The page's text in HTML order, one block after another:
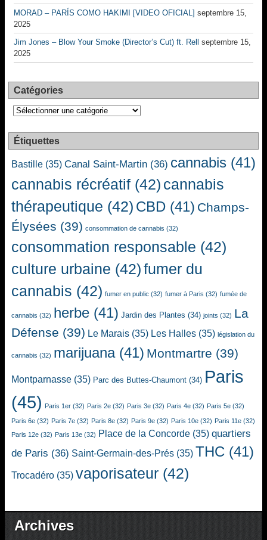
MORAD – PARÍS COMO HAKIMI [VIDEO OFICIAL] septembre 15,
2025
Jim Jones – Blow Your Smoke (Director’s Cut) ft. Rell
septembre 15,
2025
Catégories
Catégories
Étiquettes
Bastille (35) Canal Saint-Martin (36) cannabis (41)
cannabis récréatif (42) cannabis
thérapeutique (42) CBD (41) Champs-
Élysées (39) consommation de cannabis (32)
consommation responsable (42)
culture urbaine (42)fumer du
cannabis (42) fumer en public (32) fumer à Paris (32) fumée de
cannabis (32) herbe (41) Jardin des Plantes (34) joints (32) La
Défense (39) Le Marais (35) Les Halles (35) législation du
cannabis (32) marijuana(41) Montmartre (39)
Montparnasse (35) Parc des Buttes-Chaumont (34) Paris
(45) Paris 1er (32) Paris 2e (32) Paris 3e (32) Paris 4e (32) Paris 5e (32)
Paris 6e (32) Paris 7e (32) Paris 8e (32) Paris 9e (32) Paris 10e (32) Paris 11e (32)
Paris 12e (32) Paris 13e (32) Place de la Concorde (35) quartiers
de Paris (36) Saint-Germain-des-Prés (35) THC (41)
Trocadéro (35) vaporisateur (42)
Archives